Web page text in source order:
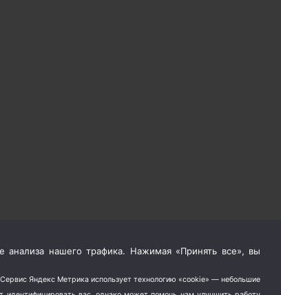
нашего трафика. Нажимая «Принять все», вы
Яндекс Метрика использует технологию «cookie» — небольшие